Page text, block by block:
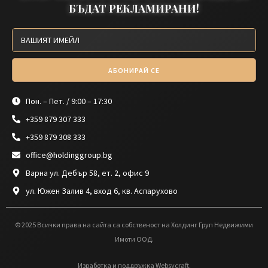
БЪДАТ РЕКЛАМИРАНИ!
АБОНИРАЙ СЕ
Пон. – Пет. / 9:00 – 17:30
+359 879 307 333
+359 879 308 333
office@holdinggroup.bg
Варна ул. Дебър 58, ет. 2, офис 9
ул. Южен Залив 4, вход 6, кв. Аспарухово
© 2025 Всички права на сайта са собственост на Холдинг Груп Недвижими
Имоти ООД.
Изработка и поддръжка Websycraft.